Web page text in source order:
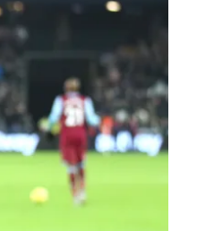
תנאי שימוש
מדיניות פרטיות
תקנון פעילות ספורט 1
רשיון להקרנה פומבית לבית עסק
הצטרפות לחבילת הערוצים
לוח דרושים – ג'ובנט